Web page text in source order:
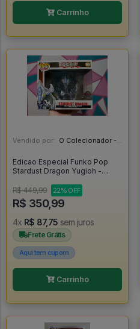
Carrinho
Vendido por: O Colecionador - SP
Edicao Especial Funko Pop
Stardust Dragon Yugioh -
R$ 449,99
22% OFF
R$ 350,99
4x R$ 87,75 sem juros
Frete Grátis
Aqui tem cupom
Carrinho